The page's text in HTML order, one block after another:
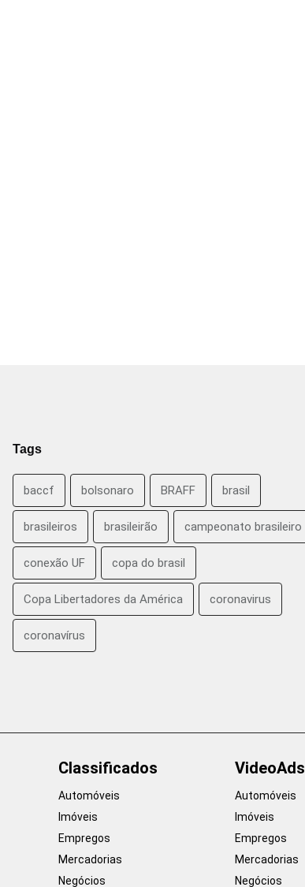
Tags
baccf bolsonaro BRAFF brasil
brasileiros brasileirão campeonato brasileiro
conexão UF copa do brasil
Copa Libertadores da América coronavirus
coronavírus
Classificados
Automóveis
Imóveis
Empregos
Mercadorias
Negócios
VideoAds
Automóveis
Imóveis
Empregos
Mercadorias
Negócios